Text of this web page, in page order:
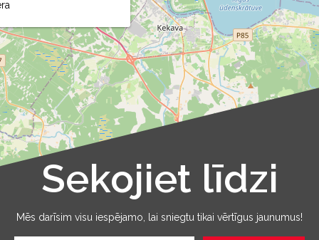
Sekojiet līdzi
Mēs darīsim visu iespējamo, lai sniegtu tikai vērtīgus jaunumus!